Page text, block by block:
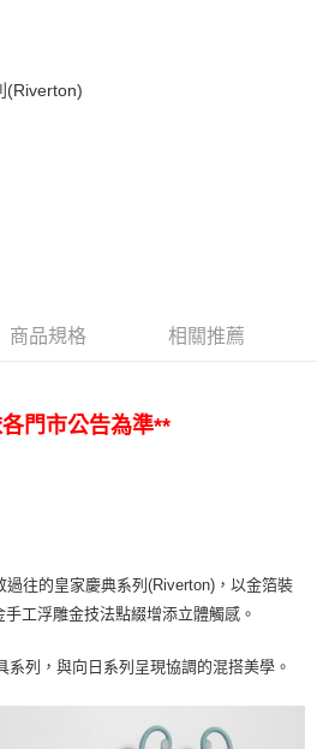
(Riverton)
商品規格 相關推薦
門市公告為準**
過往的皇家慶典系列(Riverton)，以金箔裝
工浮雕金技法點綴增添立體觸感。
系列，與向日系列呈現協調的混搭美學。